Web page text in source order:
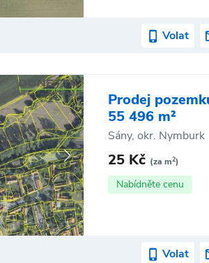
Volat
Prodej
55 496 m²
Sány, okr. Nymburk
25 Kč (za m2)
Nabídněte cenu
Volat